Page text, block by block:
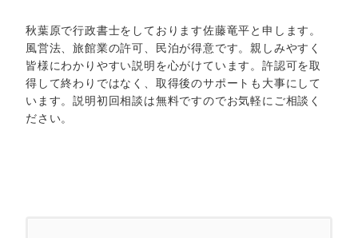
秋葉原で行政書士をしております佐藤竜平と申します。
風営法、旅館業の許可、民泊が得意です。親しみやすく
皆様にわかりやすい説明を心がけています。許認可を取
得して終わりではなく、取得後のサポートも大事にして
います。説明初回相談は無料ですのでお気軽にご相談く
ださい。